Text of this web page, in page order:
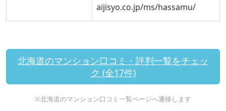
aijisyo.co.jp/ms/hassamu/
北海道のマンション口コミ・評判一覧をチェッ
ク (全17件)
※北海道のマンション口コミ一覧ページへ遷移します